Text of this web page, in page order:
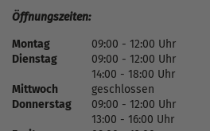
Öffnungszeiten:
Montag
09:00 - 12:00 Uhr
Dienstag
09:00 - 12:00 Uhr
14:00 - 18:00 Uhr
Mittwoch
geschlossen
Donnerstag
09:00 - 12:00 Uhr
13:00 - 16:00 Uhr